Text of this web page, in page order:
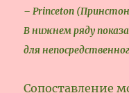
– Princeton
В нижнем ряду
для
Сопоставление